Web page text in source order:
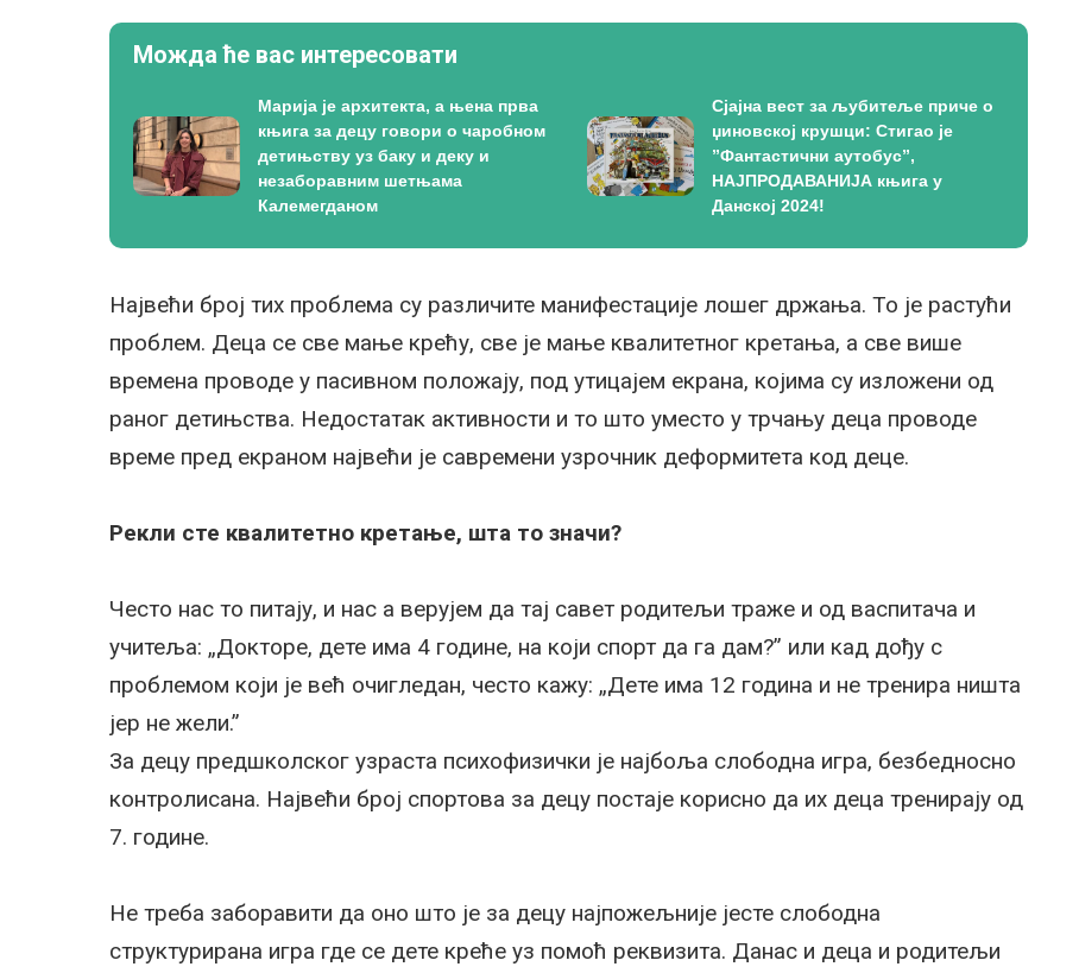
Можда ће вас интересовати
Марија је архитекта, а њена прва
књига за децу говори о чаробном
детињству уз баку и деку и
незаборавним шетњама
Калемегданом
Сјајна вест за љубитеље приче о
џиновској крушци: Стигао је
”Фантастични аутобус”,
НАЈПРОДАВАНИЈА књига у
Данској 2024!
Највећи број тих проблема су различите манифестације лошег држања. То је растући
проблем. Деца се све мање крећу, све је мање квалитетног кретања, а све више
времена проводе у пасивном положају, под утицајем екрана, којима су изложени од
раног детињства. Недостатак активности и то што уместо у трчању деца проводе
време пред екраном највећи је савремени узрочник деформитета код деце.
Рекли сте квалитетно кретање, шта то значи?
Често нас то питају, и нас а верујем да тај савет родитељи траже и од васпитача и
учитеља: „Докторе, дете има 4 године, на који спорт да га дам?” или кад дођу с
проблемом који је већ очигледан, често кажу: „Дете има 12 година и не тренира ништа
јер не жели.”
За децу предшколског узраста психофизички је најбоља слободна игра, безбедносно
контролисана. Највећи број спортова за децу постаје корисно да их деца тренирају од
7. године.
Не треба заборавити да оно што је за децу најпожељније јесте слободна
структурирана игра где се дете креће уз помоћ реквизита. Данас и деца и родитељи